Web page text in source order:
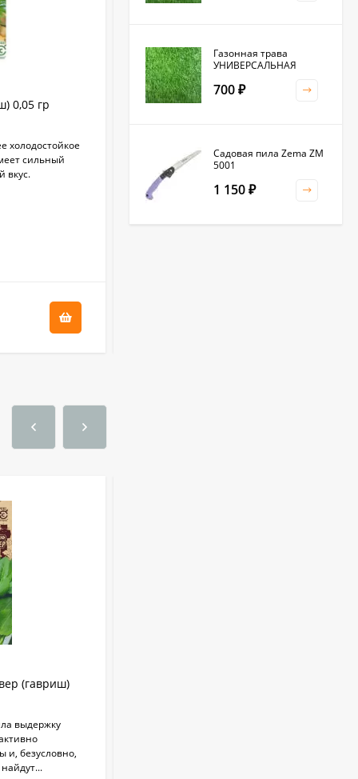
0,05 гр
холодостойкое
сильный
вкус.
Рукола Пасьянс (гавриш) 0,5 гр
салатным, масличным, лекарственным
растением. От всходов до уборки зелени 20-
25 дней. Предназначен для...
(гавриш)
выдержку
и, безусловно,
Газонная трава
УНИВЕРСАЛЬНАЯ
700 ₽
Садовая пила Zema ZM
5001
1 150 ₽